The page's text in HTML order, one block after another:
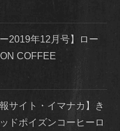
2019年12月号】ロー
COFFEE
サイト・イマナカ】き
ドポイズンコーヒーロ